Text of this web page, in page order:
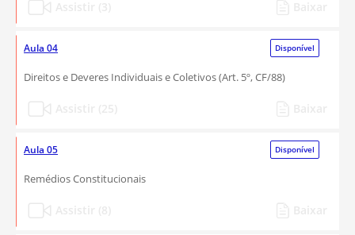
Aula 04 Disponível
Direitos e Deveres Individuais e Coletivos (Art. 5º, CF/88)
Aula 05 Disponível
Remédios Constitucionais